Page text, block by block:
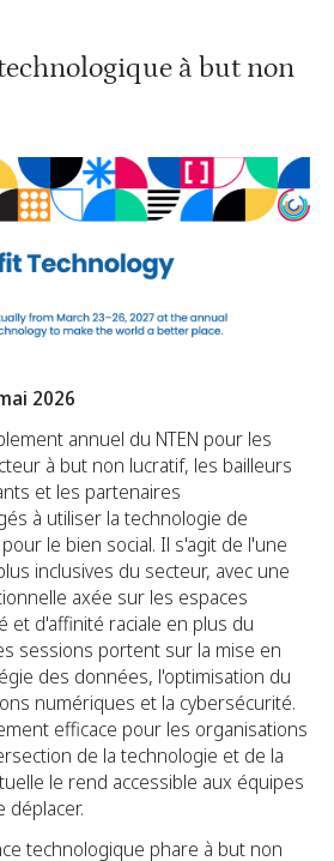
à but non
2026
annuel du NTEN pour les
à but non lucratif, les bailleurs
et les partenaires
à utiliser la technologie de
le bien social. Il s'agit de l'une
inclusives du secteur, avec une
axée sur les espaces
et d'affinité raciale en plus du
sessions portent sur la mise en
des données, l'optimisation du
numériques et la cybersécurité.
efficace pour les organisations
de la technologie et de la
le rend accessible aux équipes
déplacer.
technologique phare à but non